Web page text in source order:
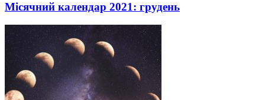
Місячний календар 2021: грудень